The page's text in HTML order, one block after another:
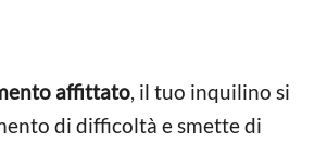
affittato, il tuo inquilino si
di difficoltà e smette di